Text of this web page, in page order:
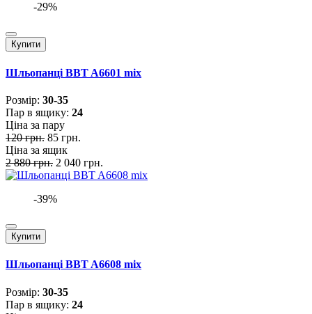
-29%
Купити
Шльопанці BBT A6601 mix
Розмiр: 30-35
Пар в ящику: 24
Ціна за пару
120 грн. 85 грн.
Ціна за ящик
2 880 грн. 2 040 грн.
-39%
Купити
Шльопанці BBT A6608 mix
Розмiр: 30-35
Пар в ящику: 24